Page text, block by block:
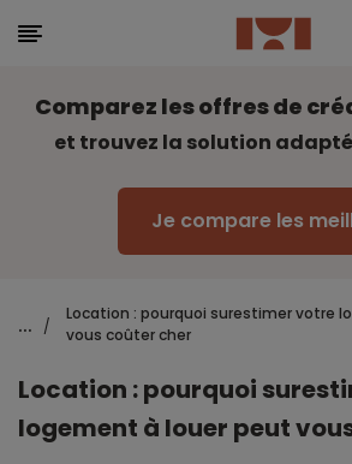
Comparez les offres de
et trouvez la solution
Je compare les
... /
Location : pourquoi surestimer votre
vous coûter cher
Location : pourquoi
logement à louer peut